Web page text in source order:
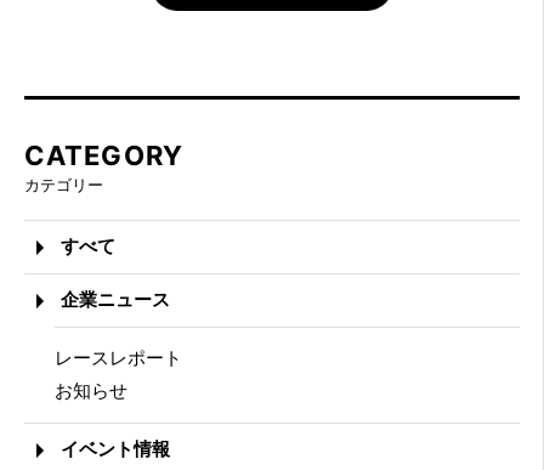
CATEGORY
カテゴリー
すべて
企業ニュース
レースレポート
お知らせ
イベント情報